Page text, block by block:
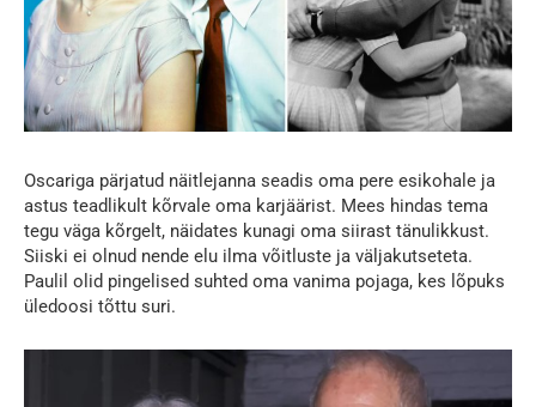
Oscariga pärjatud näitlejanna seadis oma pere esikohale ja
astus teadlikult kõrvale oma karjäärist. Mees hindas tema
tegu väga kõrgelt, näidates kunagi oma siirast tänulikkust.
Siiski ei olnud nende elu ilma võitluste ja väljakutseteta.
Paulil olid pingelised suhted oma vanima pojaga, kes lõpuks
üledoosi tõttu suri.